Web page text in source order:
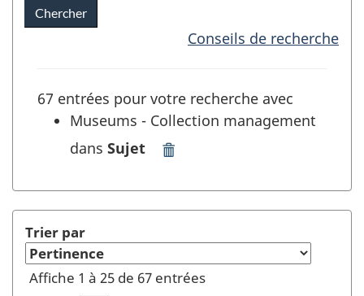
champs
2
Conseils de recherche
67 entrées pour votre recherche avec
Museums - Collection management
dans Sujet
-
Collection
dans
Sujet
et
Trier par
Affiche 1 à 25 de 67 entrées